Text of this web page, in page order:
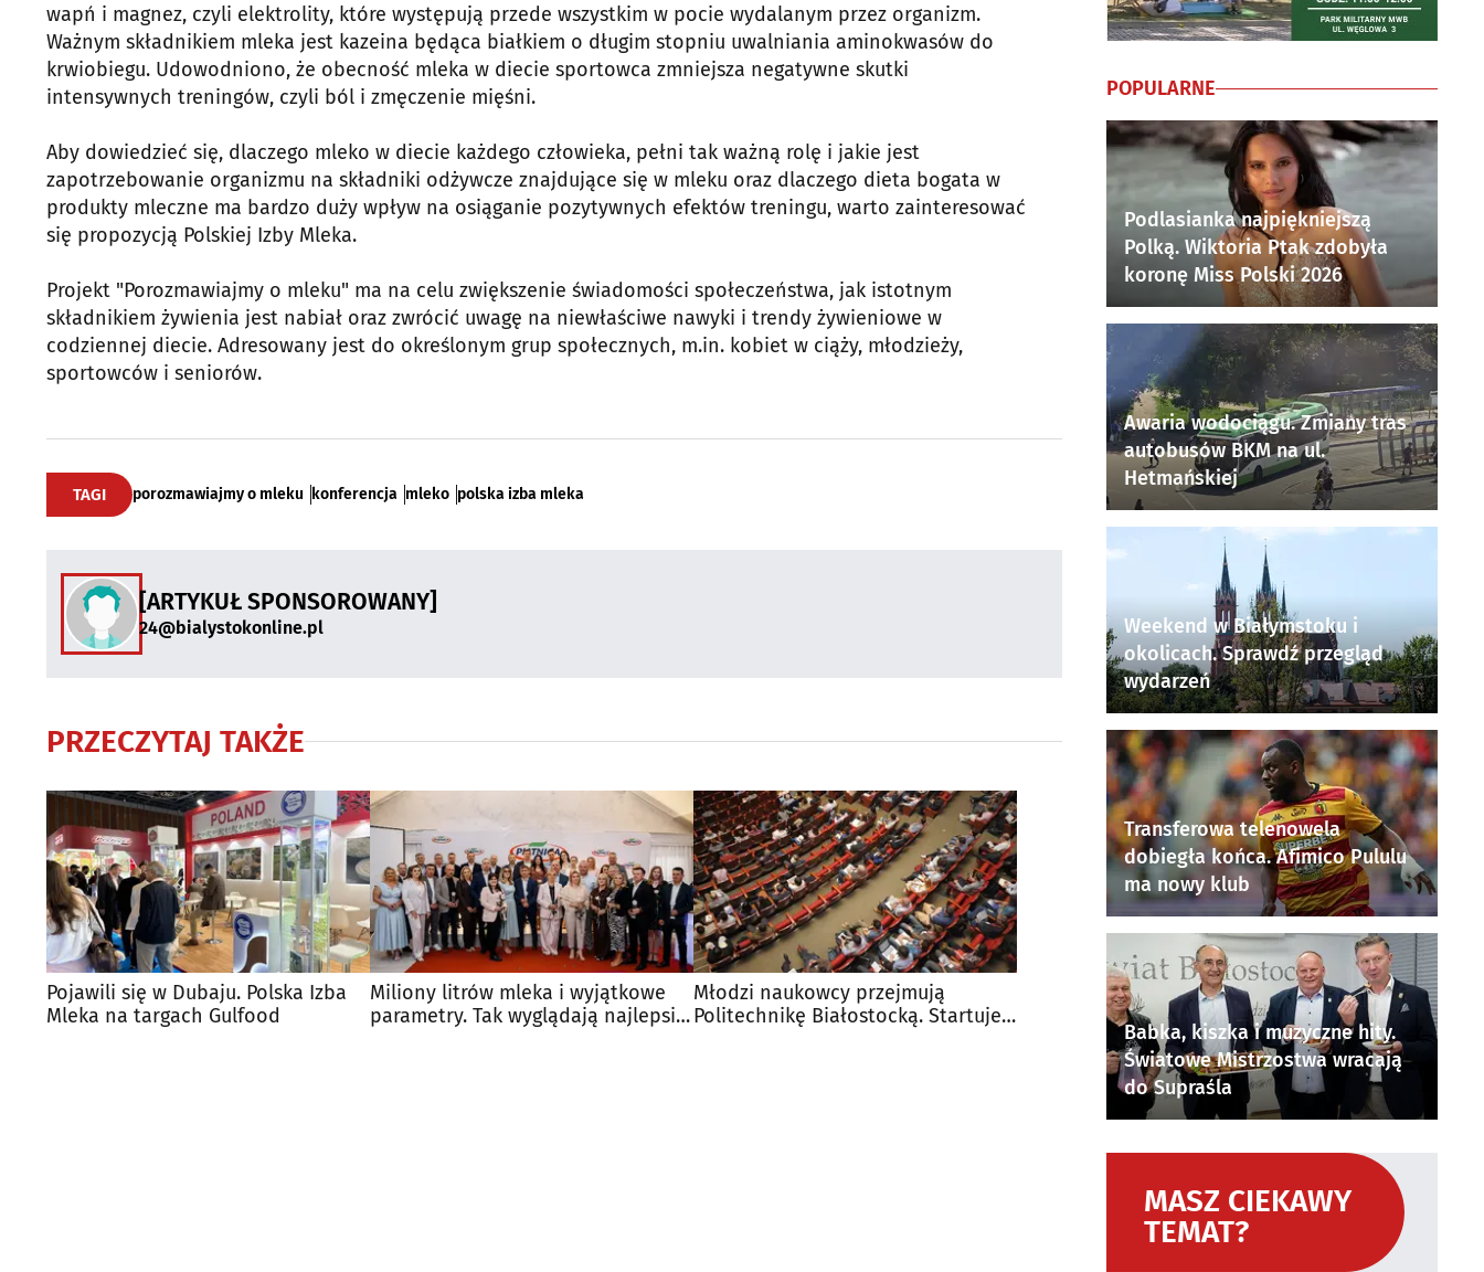
wapń i magnez, czyli elektrolity, które występują przede wszystkim w pocie wydalanym przez organizm.
Ważnym składnikiem mleka jest kazeina będąca białkiem o długim stopniu uwalniania aminokwasów do
krwiobiegu. Udowodniono, że obecność mleka w diecie sportowca zmniejsza negatywne skutki
intensywnych treningów, czyli ból i zmęczenie mięśni.
Aby dowiedzieć się, dlaczego mleko w diecie każdego człowieka, pełni tak ważną rolę i jakie jest
zapotrzebowanie organizmu na składniki odżywcze znajdujące się w mleku oraz dlaczego dieta bogata w
produkty mleczne ma bardzo duży wpływ na osiąganie pozytywnych efektów treningu, warto zainteresować
się propozycją Polskiej Izby Mleka.
Projekt "Porozmawiajmy o mleku" ma na celu zwiększenie świadomości społeczeństwa, jak istotnym
składnikiem żywienia jest nabiał oraz zwrócić uwagę na niewłaściwe nawyki i trendy żywieniowe w
codziennej diecie. Adresowany jest do określonym grup społecznych, m.in. kobiet w ciąży, młodzieży,
sportowców i seniorów.
TAGI porozmawiajmy o mleku konferencja mleko polska izba mleka
[ARTYKUŁ SPONSOROWANY]
24@bialystokonline.pl
PRZECZYTAJ TAKŻE
Pojawili się w Dubaju. Polska Izba
Mleka na targach Gulfood
Miliony litrów mleka i wyjątkowe
parametry. Tak wyglądają najlepsi
Młodzi naukowcy przejmują
Politechnikę Białostocką. Startuje
POPULARNE
Podlasianka najpiękniejszą
Polką. Wiktoria Ptak zdobyła
koronę Miss Polski 2026
Awaria wodociągu. Zmiany tras
autobusów BKM na ul.
Hetmańskiej
Weekend w Białymstoku i
okolicach. Sprawdź przegląd
wydarzeń
Transferowa telenowela
dobiegła końca. Afimico Pululu
ma nowy klub
Babka, kiszka i muzyczne hity.
Światowe Mistrzostwa wracają
do Supraśla
MASZ CIEKAWY
TEMAT?